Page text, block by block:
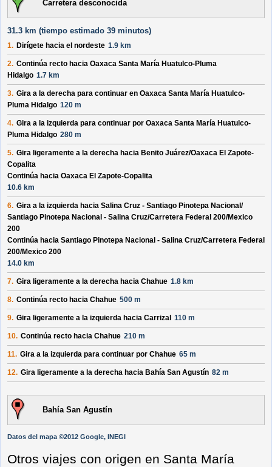
Carretera desconocida
31.3 km (tiempo estimado 39 minutos)
1. Dirígete hacia el nordeste 1.9 km
2. Continúa recto hacia Oaxaca Santa María Huatulco-Pluma
Hidalgo 1.7 km
3. Gira a la derecha para continuar en Oaxaca Santa María Huatulco-
Pluma Hidalgo 120 m
4. Gira a la izquierda para continuar por Oaxaca Santa María Huatulco-
Pluma Hidalgo 280 m
5. Gira ligeramente a la derecha hacia Benito Juárez/Oaxaca El Zapote-
Copalita
Continúa hacia Oaxaca El Zapote-Copalita
10.6 km
6. Gira a la izquierda hacia Salina Cruz - Santiago Pinotepa Nacional/
Santiago Pinotepa Nacional - Salina Cruz/Carretera Federal 200/Mexico
200
Continúa hacia Santiago Pinotepa Nacional - Salina Cruz/Carretera Federal
200/Mexico 200
14.0 km
7. Gira ligeramente a la derecha hacia Chahue 1.8 km
8. Continúa recto hacia Chahue 500 m
9. Gira ligeramente a la izquierda hacia Carrizal 110 m
10. Continúa recto hacia Chahue 210 m
11. Gira a la izquierda para continuar por Chahue 65 m
12. Gira ligeramente a la derecha hacia Bahía San Agustín 82 m
Bahía San Agustín
Datos del mapa ©2012 Google, INEGI
Otros viajes con origen en Santa María